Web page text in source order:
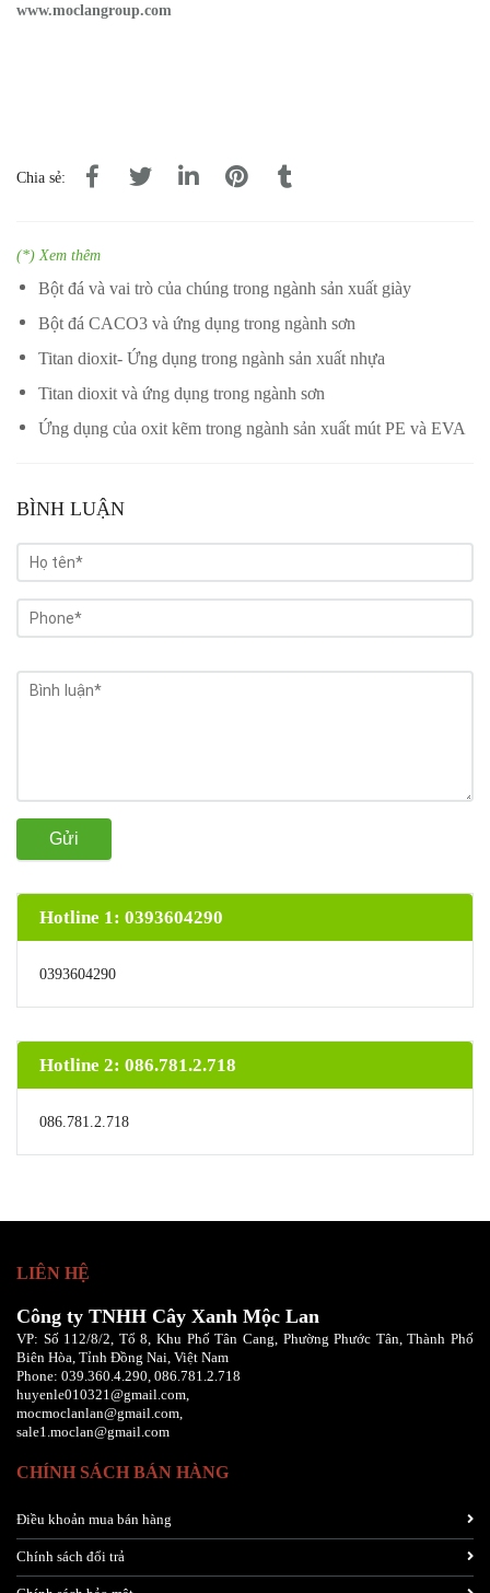
www.moclangroup.com
Chia sẻ:
(*) Xem thêm
Bột đá và vai trò của chúng trong ngành sản xuất giày
Bột đá CACO3 và ứng dụng trong ngành sơn
Titan dioxit- Ứng dụng trong ngành sản xuất nhựa
Titan dioxit và ứng dụng trong ngành sơn
Ứng dụng của oxit kẽm trong ngành sản xuất mút PE và EVA
BÌNH LUẬN
Gửi
Hotline 1: 0393604290
0393604290
Hotline 2: 086.781.2.718
086.781.2.718
LIÊN HỆ
Công ty TNHH Cây Xanh Mộc Lan
VP: Số 112/8/2, Tổ 8, Khu Phố Tân Cang, Phường Phước Tân, Thành Phố
Biên Hòa, Tỉnh Đồng Nai, Việt Nam
Phone: 039.360.4.290, 086.781.2.718
huyenle010321@gmail.com,
mocmoclanlan@gmail.com,
sale1.moclan@gmail.com
CHÍNH SÁCH BÁN HÀNG
Điều khoản mua bán hàng
Chính sách đổi trả